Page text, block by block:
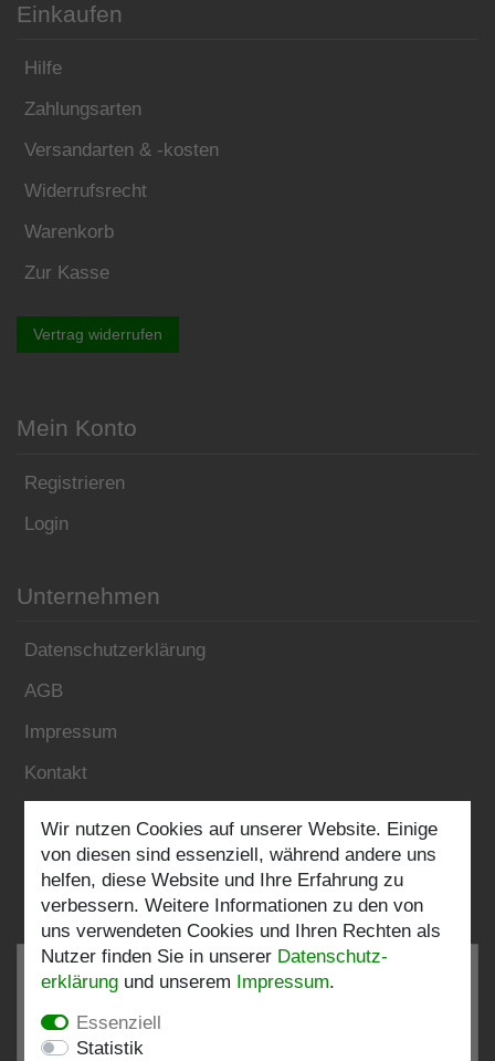
Einkaufen
Hilfe
Zahlungsarten
Versandarten & -kosten
Widerrufsrecht
Warenkorb
Zur Kasse
Vertrag widerrufen
Mein Konto
Registrieren
Login
Unternehmen
Datenschutzerklärung
AGB
Impressum
Kontakt
Folgen Sie uns:
Wir nutzen Cookies auf unserer Website. Einige
von diesen sind essenziell, während andere uns
helfen, diese Website und Ihre Erfahrung zu
verbessern. Weitere Informationen zu den von
uns verwendeten Cookies und Ihren Rechten als
Nutzer finden Sie in unserer Daten­schutz­
erklärung und unserem Impressum.
Essenziell
Statistik